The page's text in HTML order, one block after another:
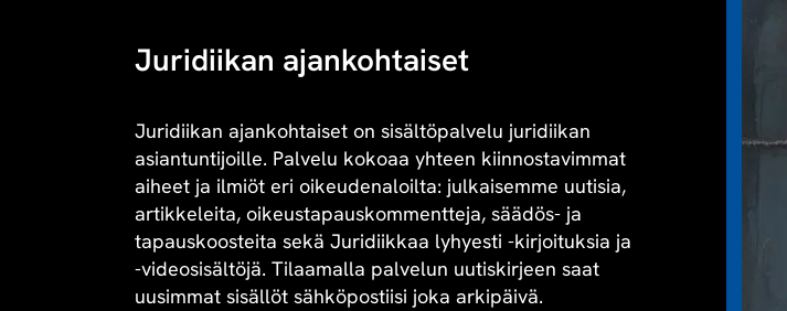
Juridiikan ajankohtaiset
Juridiikan ajankohtaiset on sisältöpalvelu juridiikan
asiantuntijoille. Palvelu kokoaa yhteen kiinnostavimmat
aiheet ja ilmiöt eri oikeudenaloilta: julkaisemme uutisia,
artikkeleita, oikeustapauskommentteja, säädös- ja
tapauskoosteita sekä Juridiikkaa lyhyesti -kirjoituksia ja
-videosisältöjä. Tilaamalla palvelun uutiskirjeen saat
uusimmat sisällöt sähköpostiisi joka arkipäivä.